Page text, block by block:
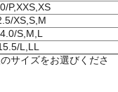
P,XXS,XS
XS,S,M
S,M,L
L,LL
サイズをお選びくださ